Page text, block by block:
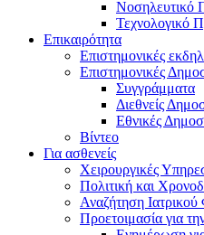
Νοσηλευτικό
Τεχνολογικό
Επικαιρότητα
Επιστημονικές
Επιστημονικές
Συγγράμματα
Διεθνείς
Εθνικές
Βίντεο
Για ασθενείς
Χειρουργικές
Πολιτική και
Αναζήτηση
Προετοιμασία για